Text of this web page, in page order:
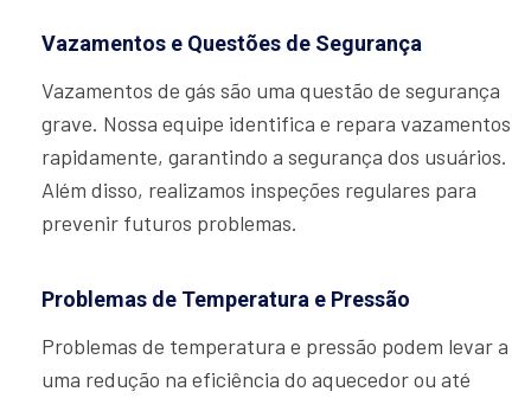
Vazamentos e Questões de Segurança
Vazamentos de gás são uma questão de segurança
grave. Nossa equipe identifica e repara vazamentos
rapidamente, garantindo a segurança dos usuários.
Além disso, realizamos inspeções regulares para
prevenir futuros problemas.
Problemas de Temperatura e Pressão
Problemas de temperatura e pressão podem levar a
uma redução na eficiência do aquecedor ou até